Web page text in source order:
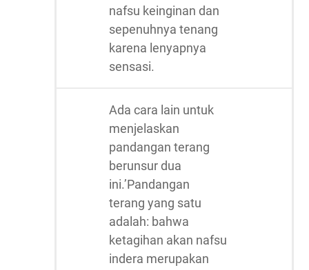
nafsu keinginan dan
sepenuhnya tenang
karena lenyapnya
sensasi.
Ada cara lain untuk
menjelaskan
pandangan terang
berunsur dua
ini.’Pandangan
terang yang satu
adalah: bahwa
ketagihan akan nafsu
indera merupakan